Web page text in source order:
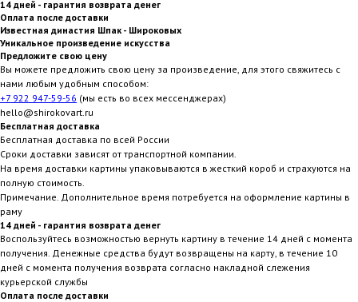
14 дней - гарантия возврата денег
Оплата после доставки
Известная династия Шпак - Широковых
Уникальное произведение искусства
Предложите свою цену
Вы можете предложить свою цену за произведение, для этого свяжитесь с
нами любым удобным способом:
+7 922 947-59-56 (мы есть во всех мессенджерах)
hello@shirokovart.ru
Бесплатная доставка
Бесплатная доставка по всей России
Сроки доставки зависят от транспортной компании.
На время доставки картины упаковываются в жесткий короб и страхуются на
полную стоимость.
Примечание. Дополнительное время потребуется на оформление картины в
раму
14 дней - гарантия возврата денег
Воспользуйтесь возможностью вернуть картину в течение 14 дней с момента
получения. Денежные средства будут возвращены на карту, в течение 10
дней с момента получения возврата согласно накладной слежения
курьерской службы
Оплата после доставки